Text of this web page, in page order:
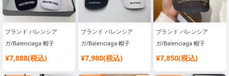
ブランド バレンシア
ガ/Balenciaga 帽子
¥7,888(税込)
ブランド バレンシア
ガ/Balenciaga 帽子
¥7,980(税込)
ブランド バレンシア
ガ/Balenciaga 帽子
¥7,850(税込)